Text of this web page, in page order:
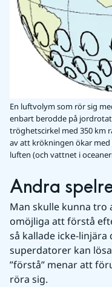
En luftvolym som rör sig
enbart berodde på
tröghetscirkel med 350 km
av att krökningen ökar
luften (och vattnet i
Andra
Man skulle kunna
omöjliga att förstå
så kallade icke-
superdatorer kan
”förstå” menar att
röra sig.